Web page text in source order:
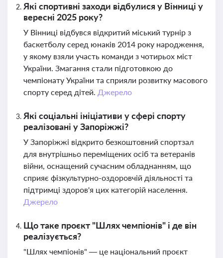
Які спортивні заходи відбулися у Вінниці у
вересні 2025 року?
У Вінниці відбувся відкритий міський турнір з
баскетболу серед юнаків 2014 року народження,
у якому взяли участь команди з чотирьох міст
України. Змагання стали підготовкою до
чемпіонату України та сприяли розвитку масового
спорту серед дітей. Джерело
Які соціальні ініціативи у сфері спорту
реалізовані у Запоріжжі?
У Запоріжжі відкрито безкоштовний спортзал
для внутрішньо переміщених осіб та ветеранів
війни, оснащений сучасним обладнанням, що
сприяє фізкультурно-оздоровчій діяльності та
підтримці здоров'я цих категорій населення.
Джерело
Що таке проєкт "Шлях чемпіонів" і де він
реалізується?
"Шлях чемпіонів" — це національний проєкт